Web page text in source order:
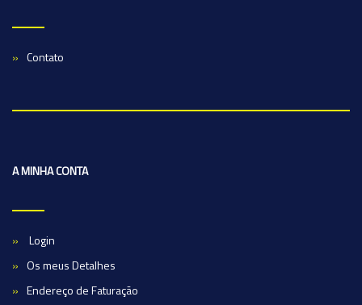
Contato
A MINHA CONTA
Login
Os meus Detalhes
Endereço de Faturação